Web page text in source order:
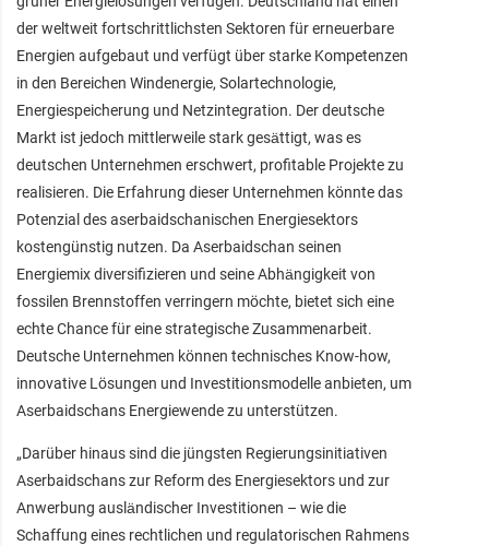
der weltweit fortschrittlichsten Sektoren für erneuerbare
Energien aufgebaut und verfügt über starke Kompetenzen
in den Bereichen Windenergie, Solartechnologie,
Energiespeicherung und Netzintegration. Der deutsche
Markt ist jedoch mittlerweile stark gesättigt, was es
deutschen Unternehmen erschwert, profitable Projekte zu
realisieren. Die Erfahrung dieser Unternehmen könnte das
Potenzial des aserbaidschanischen Energiesektors
kostengünstig nutzen. Da Aserbaidschan seinen
Energiemix diversifizieren und seine Abhängigkeit von
fossilen Brennstoffen verringern möchte, bietet sich eine
echte Chance für eine strategische Zusammenarbeit.
Deutsche Unternehmen können technisches Know-how,
innovative Lösungen und Investitionsmodelle anbieten, um
Aserbaidschans Energiewende zu unterstützen.
„Darüber hinaus sind die jüngsten Regierungsinitiativen
Aserbaidschans zur Reform des Energiesektors und zur
Anwerbung ausländischer Investitionen – wie die
Schaffung eines rechtlichen und regulatorischen Rahmens